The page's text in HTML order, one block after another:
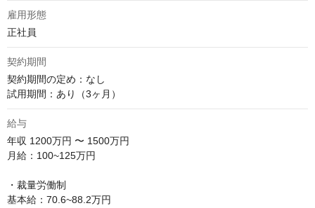
雇用形態
正社員
契約期間
契約期間の定め：なし
試用期間：あり（3ヶ月）
給与
年収 1200万円 〜 1500万円
月給：100~125万円
・裁量労働制
基本給：70.6~88.2万円